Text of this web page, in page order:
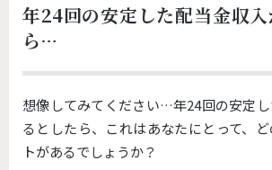
年24回の安定した配当金収
ら…
想像してみてください…年24回の安定
るとしたら、これはあなたにとって、
トがあるでしょうか？